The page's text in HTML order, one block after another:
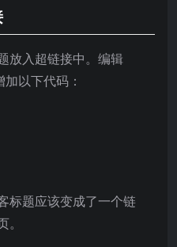
放入超链接中。编辑
以下代码：
标题应该变成了一个链